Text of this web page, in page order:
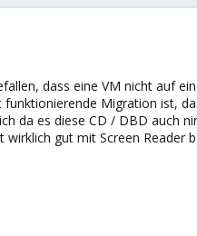
dass eine VM nicht auf
Migration ist,
da es diese CD / DBD auch
wirklich gut mit Screen